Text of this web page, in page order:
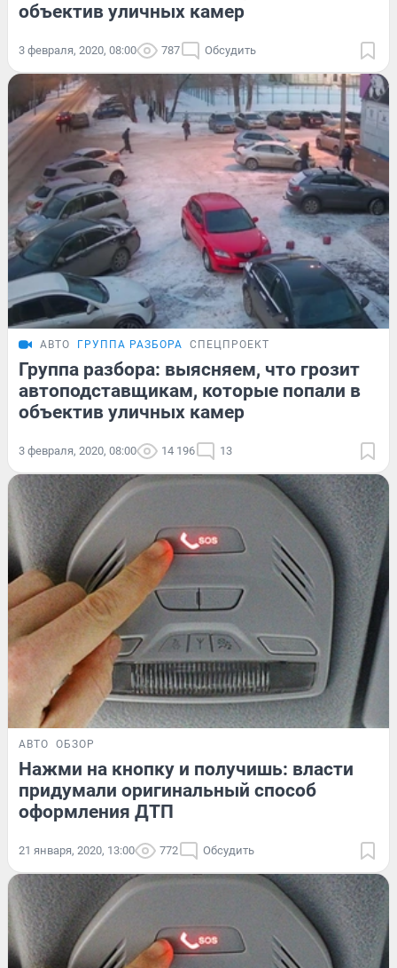
объектив уличных камер
3 февраля, 2020, 08:00 787 Обсудить
АВТО ГРУППА РАЗБОРА СПЕЦПРОЕКТ
Группа разбора: выясняем, что грозит
автоподставщикам, которые попали в
объектив уличных камер
3 февраля, 2020, 08:00 14 196 13
АВТО ОБЗОР
Нажми на кнопку и получишь: власти
придумали оригинальный способ
оформления ДТП
21 января, 2020, 13:00 772 Обсудить